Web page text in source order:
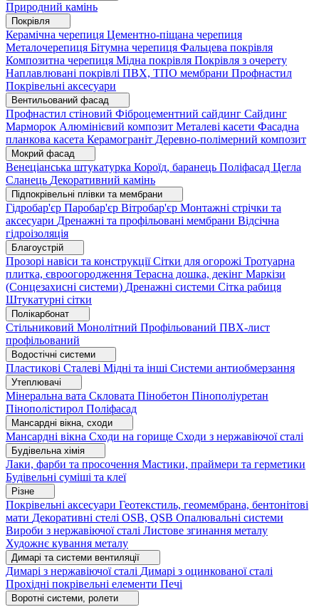
Природний камінь
Покрівля
Керамічна черепиця Цементно-піщана черепиця
Металочерепиця Бітумна черепиця Фальцева покрівля
Композитна черепиця Мідна покрівля Покрівля з очерету
Наплавлювані покрівлі ПВХ, ТПО мембрани Профнастил
Покрівельні аксесуари
Вентильований фасад
Профнастил стіновий Фіброцементний сайдинг Сайдинг
Марморок Алюмінієвий композит Металеві касети Фасадна
планкова касета Керамограніт Деревно-полімерний композит
Мокрий фасад
Венеціанська штукатурка Короїд, баранець Поліфасад Цегла
Сланець Декоративний камінь
Підпокрівельні плівки та мембрани
Гідробар'єр Паробар'єр Вітробар'єр Монтажні стрічки та
аксесуари Дренажні та профільовані мембрани Відсічна
гідроізоляція
Благоустрій
Прозорі навіси та конструкціїСітки для огорожі Тротуарна
плитка, євроогородження Терасна дошка, декінг Маркізи
(Сонцезахисні системи) Дренажні системи Сітка рабиця
Штукатурні сітки
Полікарбонат
Стільниковий Монолітний Профільований ПВХ-лист
профільований
Водостічні системи
Пластикові Сталеві Мідні та інші Системи антиобмерзання
Утеплювачі
Мінеральна вата Скловата Пінобетон Пінополіуретан
Пінополістирол Поліфасад
Мансардні вікна, сходи
Мансардні вікна Сходи на горище Сходи з нержавіючої сталі
Будівельна хімія
Лаки, фарби та просочення Мастики, праймери та герметики
Будівельні суміші та клеї
Різне
Покрівельні аксесуари Геотекстиль, геомембрана, бентонітові
мати Декоративні стелі OSB, QSB Опалювальні системи
Вироби з нержавіючої сталі Листове згинання металу
Художнє кування металу
Димарі та системи вентиляції
Димарі з нержавіючої сталі Димарі з оцинкованої сталі
Прохідні покрівельні елементи Печі
Воротні системи, ролети